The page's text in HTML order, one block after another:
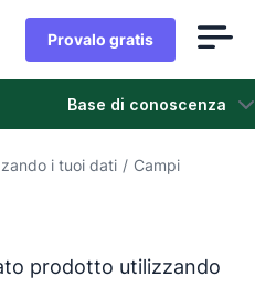
Provalo gratis
Base di conoscenza
i tuoi dati / Campi
dall'inglese utilizzando
prodotto utilizzando